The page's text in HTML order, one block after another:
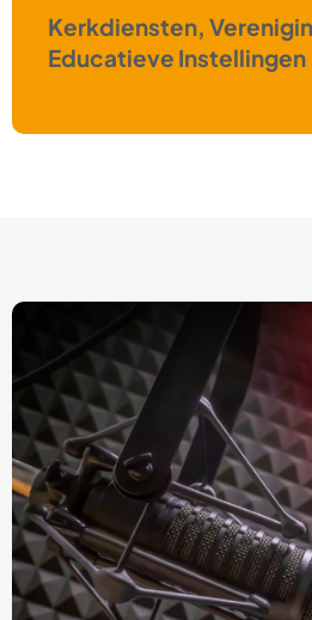
Kerkdiensten,
Educatieve Instellingen